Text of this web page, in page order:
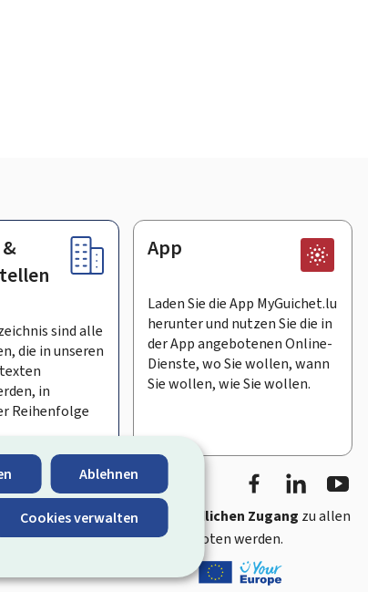
Ablehnen
Cookies verwalten
sind alle
die in unseren
in
Reihenfolge
App
Laden Sie die App MyGuichet.lu
herunter und nutzen Sie die in
der App angebotenen Online-
Dienste, wo Sie wollen, wann
Sie wollen, wie Sie wollen.
FacebookLinkedIn
schnellen und benutzerfreundlichen Zugang zu allen
Stellen Luxemburgs angeboten werden.